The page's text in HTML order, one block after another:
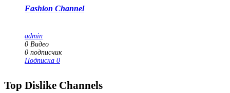
Fashion Channel
admin
0 Видео
0 подписчик
Подписка 0
Top Dislike Channels